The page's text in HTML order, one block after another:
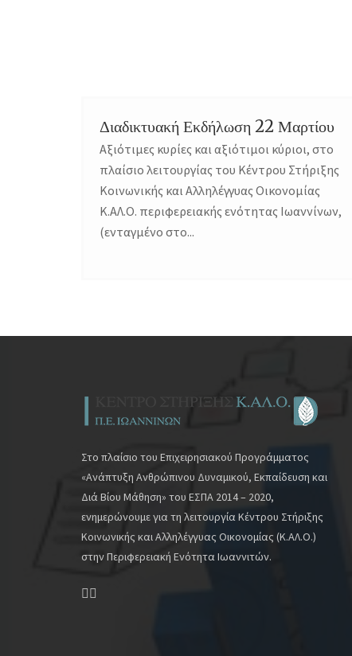
Διαδικτυακή Εκδήλωση 22 Μαρτίου
Αξιότιμες κυρίες και αξιότιμοι κύριοι, στο
πλαίσιο λειτουργίας του Κέντρου Στήριξης
Κοινωνικής και Αλληλέγγυας Οικονομίας
Κ.ΑΛ.Ο. περιφερειακής ενότητας Ιωαννίνων,
(ενταγμένο στο...
Στο πλαίσιο του Επιχειρησιακού Προγράμματος
«Ανάπτυξη Ανθρώπινου Δυναμικού, Εκπαίδευση και
Διά Βίου Μάθηση» του ΕΣΠΑ 2014 – 2020,
ενημερώνουμε για τη λειτουργία Κέντρου Στήριξης
Κοινωνικής και Αλληλέγγυας Οικονομίας (Κ.ΑΛ.Ο.)
στην Περιφερειακή Ενότητα Ιωαννιτών.